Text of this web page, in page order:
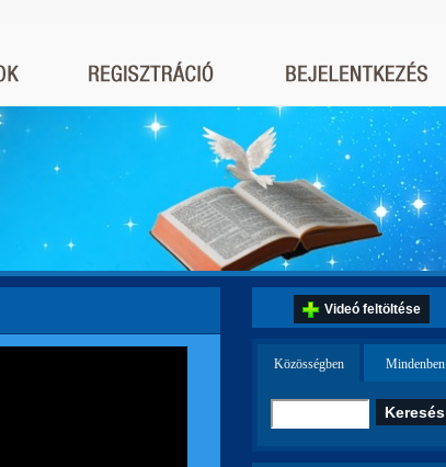
Videó feltöltése
Közösségben Mindenben